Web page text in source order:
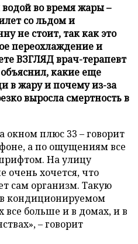
во время жары –
со льдом и
не стоит, так как это
переохлаждение и
ВЗГЛЯД врач-терапевт
какие еще
в жару и почему из-за
выросла смертность в
окном плюс 33 – говорит
а по ощущениям все
На улицу
очень хочется, что
сам организм. Такую
кондиционируемом
больше и в домах, и в
– говорит